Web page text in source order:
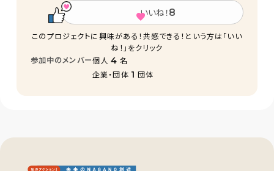
b
o
o
k
いいね！8
このプロジェクトに興味がある！共感できる！という方は「いい
ね！」をクリック
参加中のメンバー個人 4 名
企業・団体 1 団体